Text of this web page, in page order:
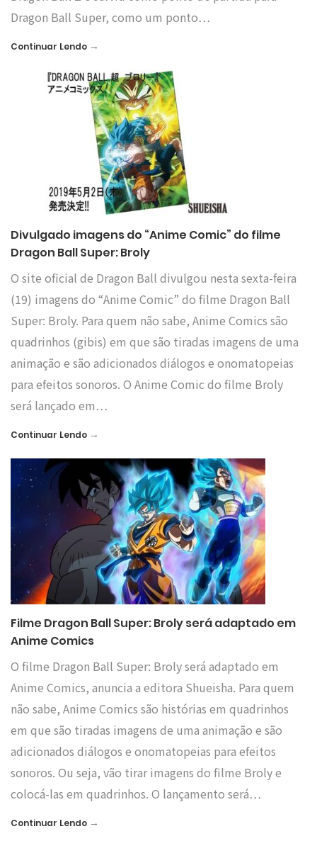
Dragon Ball Super, como um ponto…
Continuar Lendo →
Divulgado imagens do “Anime Comic” do filme
Dragon Ball Super: Broly
O site oficial de Dragon Ball divulgou nesta sexta-feira
(19) imagens do “Anime Comic” do filme Dragon Ball
Super: Broly. Para quem não sabe, Anime Comics são
quadrinhos (gibis) em que são tiradas imagens de uma
animação e são adicionados diálogos e onomatopeias
para efeitos sonoros. O Anime Comic do filme Broly
será lançado em…
Continuar Lendo →
Filme Dragon Ball Super: Broly será adaptado em
Anime Comics
O filme Dragon Ball Super: Broly será adaptado em
Anime Comics, anuncia a editora Shueisha. Para quem
não sabe, Anime Comics são histórias em quadrinhos
em que são tiradas imagens de uma animação e são
adicionados diálogos e onomatopeias para efeitos
sonoros. Ou seja, vão tirar imagens do filme Broly e
colocá-las em quadrinhos. O lançamento será…
Continuar Lendo →